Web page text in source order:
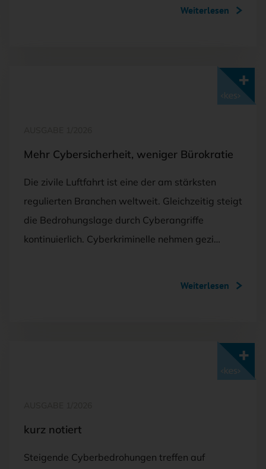
Weiterlesen
Mehr Cybersicherheit, weniger Bürokratie
Die zivile Luftfahrt ist eine der am stärksten
regulierten Branchen weltweit. Gleichzeitig steigt
die Bedrohungslage durch Cyberangriffe
kontinuierlich. Cyberkriminelle nehmen gezi…
Weiterlesen
kurz notiert
Steigende Cyberbedrohungen treffen auf